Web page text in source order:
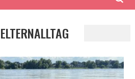
ELTERNALLTAG